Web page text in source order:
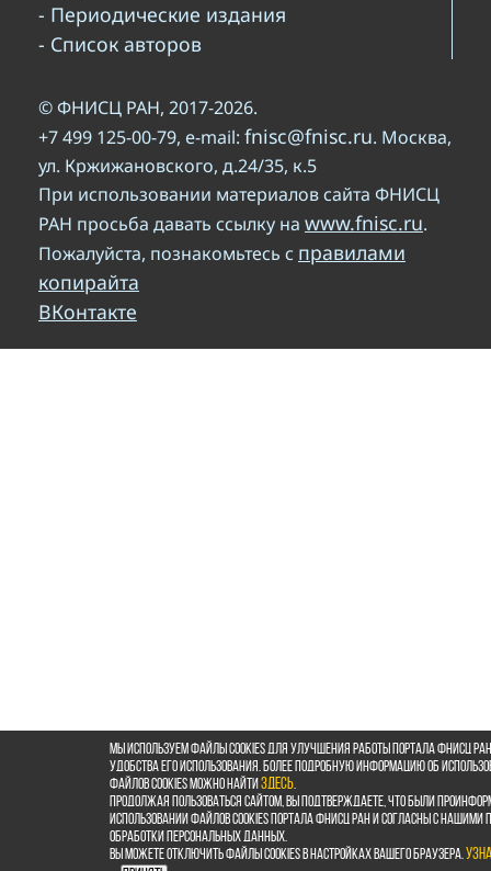
- Периодические издания
- Список авторов
© ФНИСЦ РАН, 2017-2026.
+7 499 125-00-79, e-mail: fnisc@fnisc.ru. Москва,
ул. Кржижановского, д.24/35, к.5
При использовании материалов сайта ФНИСЦ
РАН просьба давать ссылку на www.fnisc.ru.
Пожалуйста, познакомьтесь с правилами
копирайта
ВКонтакте
Мы используем файлы cookies для улучшения работы портала ФНИСЦ
удобства его использования. Более подробную информацию об
файлов cookies можно найтиздесь.
Продолжая пользоваться сайтом, Вы подтверждаете, что были
использовании файлов cookies портала ФНИСЦ РАН и согласны с нашими
обработки персональных данных.
Вы можете отключить файлы cookies в настройках Вашего браузера.